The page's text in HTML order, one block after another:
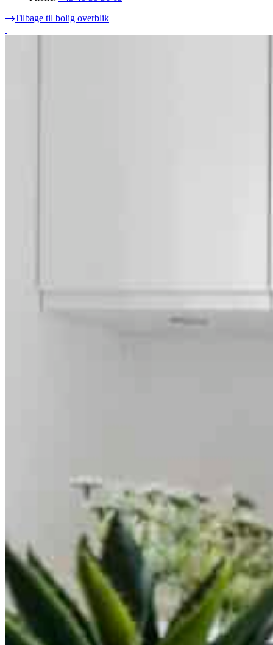
Tilbage til bolig overblik